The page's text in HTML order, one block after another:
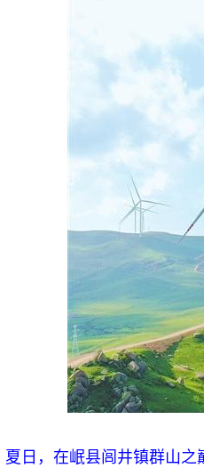
，在岷县闾井镇群山之巅